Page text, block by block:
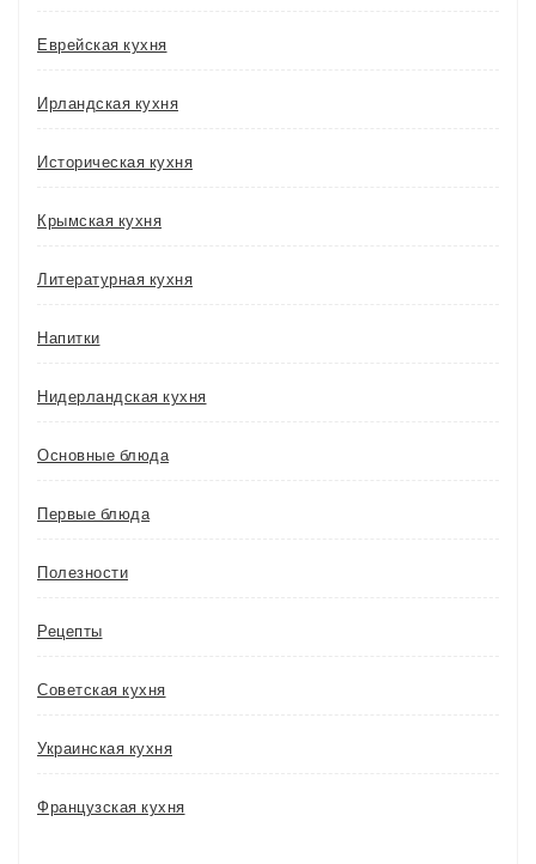
Еврейская кухня
Ирландская кухня
Историческая кухня
Крымская кухня
Литературная кухня
Напитки
Нидерландская кухня
Основные блюда
Первые блюда
Полезности
Рецепты
Советская кухня
Украинская кухня
Французская кухня